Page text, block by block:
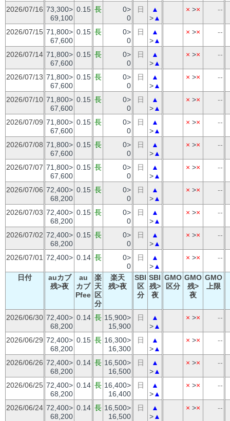
2026/07/16 73,300>
69,100
0.15 長
0>
0
日
▲
>▲
× >× --
2026/07/15 71,800>
67,600
0.15 長
0>
0
日
▲
>▲
× >× --
2026/07/14 71,800>
67,600
0.15 長
0>
0
日
▲
>▲
× >× --
2026/07/13 71,800>
67,600
0.15 長
0>
0
日
▲
>▲
× >× --
2026/07/10 71,800>
67,600
0.15 長
0>
0
日
▲
>▲
× >× --
2026/07/09 71,800>
67,600
0.15 長
0>
0
日
▲
>▲
× >× --
2026/07/08 71,800>
67,600
0.15 長
0>
0
日
▲
>▲
× >× --
2026/07/07 71,800>
67,600
0.15 長
0>
0
日
▲
>▲
× >× --
2026/07/06 72,400>
68,200
0.15 長
0>
0
日
▲
>▲
× >× --
2026/07/03 72,400>
68,200
0.15 長
0>
0
日
▲
>▲
× >× --
2026/07/02 72,400>
68,200
0.15 長
0>
0
日
▲
>▲
× >× --
2026/07/01 72,400> 0.14 長
0>
0
日
▲
>▲
× >× --
日付
auカブ
残>夜
au
カブ
Pfee
楽
天
区
分
楽天
残>夜
SBI
区
分
SBI
残>
夜
GMO
区分
GMO
残>
夜
GMO
上限
2026/06/30 72,400>
68,200
0.14 長 15,900>
15,900
日
▲
>▲
× >× --
2026/06/29 72,400>
68,200
0.15 長 16,300>
16,300
日
▲
>▲
× >× --
2026/06/26 72,400>
68,200
0.14 長 16,500>
16,500
日
▲
>▲
× >× --
2026/06/25 72,400>
68,200
0.14 長 16,400>
16,400
日
▲
>▲
× >× --
2026/06/24 72,400>
68,200
0.14 長 16,500>
16,500
日
▲
>▲
× >× --